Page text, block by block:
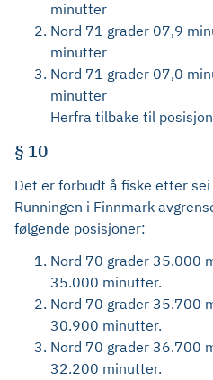
minutter
Nord 71 grader 07,9
minutter
Nord 71 grader 07,0
minutter
Herfra tilbake til
§ 10
Det er forbudt å fiske etter
Runningen i Finnmark
følgende posisjoner:
Nord 70 grader 35.000
35.000 minutter.
Nord 70 grader 35.700
30.900 minutter.
Nord 70 grader 36.700
32.200 minutter.